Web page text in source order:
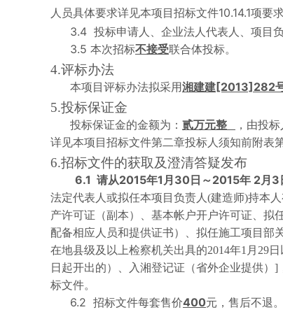
人员具体要求详见本项目招标文件10.14.1项要
3.4 投标申请人、企业法人代表人、项目
3.5 本次招标不接受联合体投标。
4.评标办法
本项目评标办法拟采用湘建建 [2013]282
5.投标保证金
投标保证金的金额为： 贰万元整 ，由投
详见本项目招标文件第二章投标人须知前附表
6.招标文件的获取及澄清答疑发布
6.1 请从2015年1 月 30 日～2015年 2月 3
法定代表人或拟任本项目负责人 (建造师)持本
产许可证（副本）、基本帐户开户许可证、拟
配备相应人员和提供证书）、拟任施工项目部
在地县级及以上检察机关出具的2014年1 月 29
日起开出的）、入湘登记证（省外企业提供） ]
标文件。
6.2 招标文件每套售价400元，售后不退。